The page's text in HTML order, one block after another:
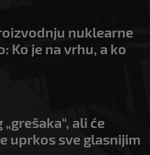
nuklearne
Ko je na vrhu, a ko
ali će
uprkos sve glasnijim